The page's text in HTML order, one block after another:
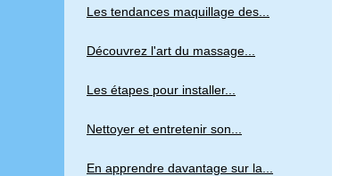
Les tendances maquillage des...
Découvrez l'art du massage...
Les étapes pour installer...
Nettoyer et entretenir son...
En apprendre davantage sur la...